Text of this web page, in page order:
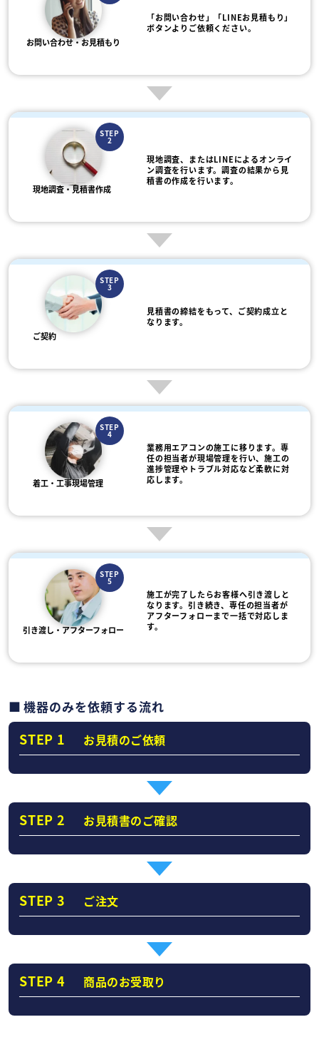
お問い合わせ・お見積もり
「お問い合わせ」「LINEお見積もり」
ボタンよりご依頼ください。
STEP
2
現地調査・見積書作成
現地調査、またはLINEによるオンライ
ン調査を行います。調査の結果から見
積書の作成を行います。
STEP
3
ご契約
見積書の締結をもって、ご契約成立と
なります。
STEP
4
着工・工事現場管理
業務用エアコンの施工に移ります。専
任の担当者が現場管理を行い、施工の
進捗管理やトラブル対応など柔軟に対
応します。
STEP
5
引き渡し・アフターフォロー
施工が完了したらお客様へ引き渡しと
なります。引き続き、専任の担当者が
アフターフォローまで一括で対応しま
す。
機器のみを依頼する流れ
STEP 1 お見積のご依頼
STEP 2 お見積書のご確認
STEP 3 ご注文
STEP 4 商品のお受取り